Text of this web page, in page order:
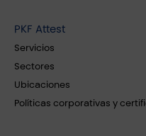
PKF Attest
Servicios
Sectores
Ubicaciones
Políticas corporativas y